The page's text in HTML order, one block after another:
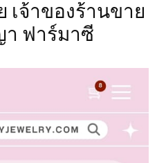
เจ้าของร้านขาย
ฟาร์มาซี